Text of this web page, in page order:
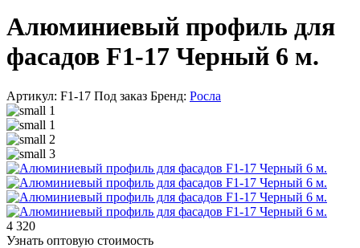
Алюминиевый профиль для
фасадов F1-17 Черный 6 м.
Артикул: F1-17 Под заказ Бренд: Росла
4 320
Узнать оптовую стоимость